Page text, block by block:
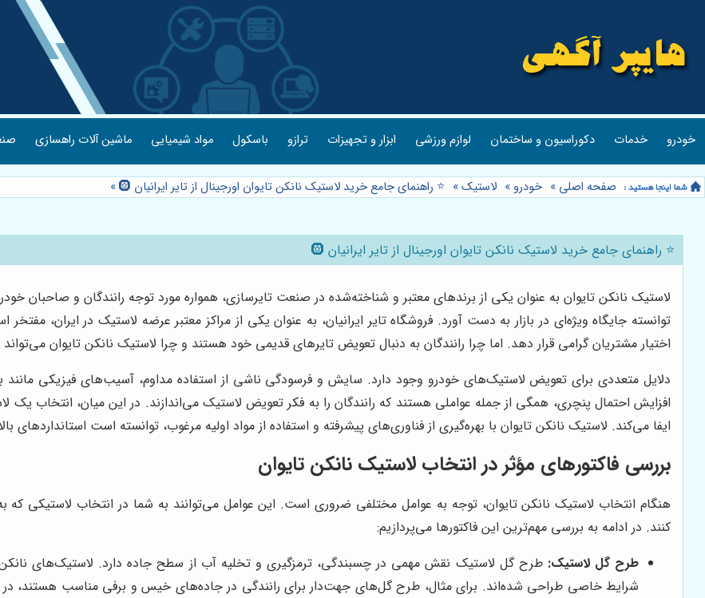
خودرو خدمات دکوراسیون و ساختمان لوازم ورزشی ابزار و تجهیزات ترازو باسکول مواد شیمیایی ماشین آلات راهسازی
صفحه اصلی » خودرو » لاستیک» ⭐️ راهنمای جامع خرید لاستیک نانکن تایوان اورجینال از تایر ایرانیان 🛞 »
⭐️ راهنمای جامع خرید لاستیک نانکن تایوان اورجینال از تایر ایرانیان 🛞
لاستیک نانکن تایوان به عنوان یکی از برندهای معتبر و شناخته‌شده در صنعت تایرسازی، همواره مورد توجه رانندگان و صاحبان
توانسته جایگاه ویژه‌ای در بازار به دست آورد. فروشگاه تایر ایرانیان، به عنوان یکی از مراکز معتبر عرضه لاستیک در ایران،
اختیار مشتریان گرامی قرار دهد. اما چرا رانندگان به دنبال تعویض تایرهای قدیمی خود هستند و چرا لاستیک نانکن تایوان
دلایل متعددی برای تعویض لاستیک‌های خودرو وجود دارد. سایش و فرسودگی ناشی از استفاده مداوم، آسیب‌های فیزیکی
افزایش احتمال پنچری، همگی از جمله عواملی هستند که رانندگان را به فکر تعویض لاستیک می‌اندازند. در این میان، انتخاب
ایفا می‌کند. لاستیک نانکن تایوان با بهره‌گیری از فناوری‌های پیشرفته و استفاده از مواد اولیه مرغوب، توانسته است استانداردهای
بررسی فاکتورهای مؤثر در انتخاب لاستیک نانکن تایوان
هنگام انتخاب لاستیک نانکن تایوان، توجه به عوامل مختلفی ضروری است. این عوامل می‌توانند به شما در انتخاب لاستیکی که
کنند. در ادامه به بررسی مهم‌ترین این فاکتورها می‌پردازیم:
طرح گل لاستیک: طرح گل لاستیک نقش مهمی در چسبندگی، ترمزگیری و تخلیه آب از سطح جاده دارد. لاستیک‌های
شرایط خاصی طراحی شده‌اند. برای مثال، طرح گل‌های جهت‌دار برای رانندگی در جاده‌های خیس و برفی مناسب هستند،